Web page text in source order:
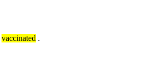
vaccinated .